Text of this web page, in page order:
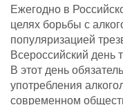
Ежегодно в
целях борьбы с
популяризацией
Всероссийский день
В этот день
употребления
современном